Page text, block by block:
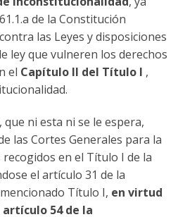
de la Constitución
las Leyes y disposiciones
ley que vulneren los derechos
el Capítulo II del Título I ,
, que ni esta ni se le espera,
las Cortes Generales para la
en el Título I de la
el artículo 31 de la
Título I, en virtud
54 de la